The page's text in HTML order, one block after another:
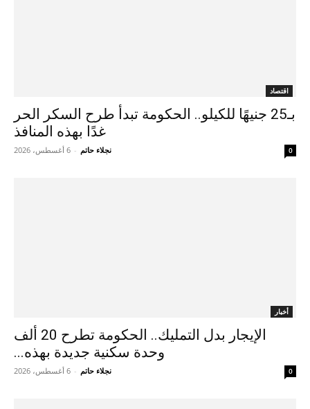
اقتصاد
بـ25 جنيهًا للكيلو.. الحكومة تبدأ طرح السكر الحر
غدًا بهذه المنافذ
نجلاء حاتم - 6 أغسطس، 2026 0
أخبار
الإيجار بدل التمليك.. الحكومة تطرح 20 ألف
وحدة سكنية جديدة بهذه...
نجلاء حاتم - 6 أغسطس، 2026 0